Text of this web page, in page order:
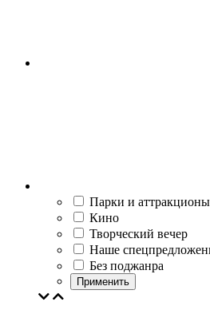
Парки и аттракционы
Кино
Творческий вечер
Наше
Без поджанра
Применить